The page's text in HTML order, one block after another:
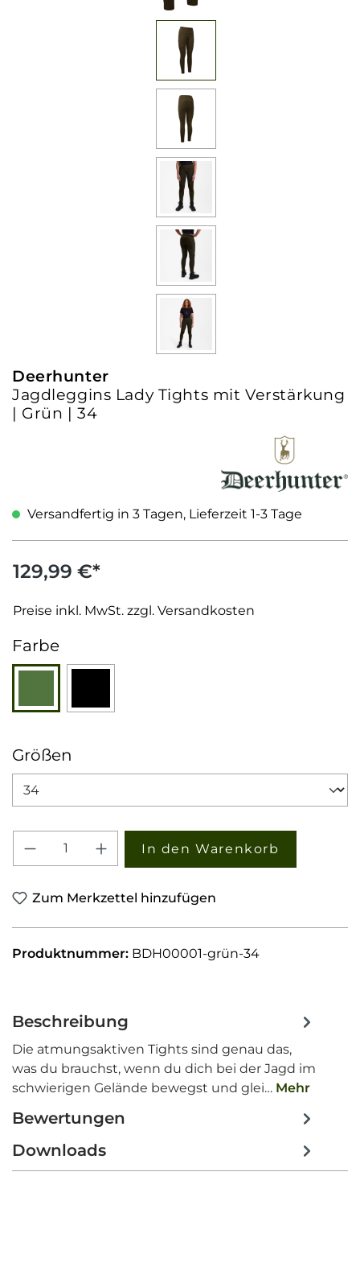
Deerhunter
Jagdleggins Lady Tights mit Verstärkung
| Grün | 34
129,99 €*
Preise inkl. MwSt. zzgl. Versandkosten
Versandfertig in 3 Tagen, Lieferzeit 1-3 Tage
Farbeauswählen
Größen
Produkt Anzahl: Gib den
In den Warenkorb
Zum Merkzettel hinzufügen
Produktnummer: BDH00001-grün-34
Beschreibung
Die atmungsaktiven Tights sind genau das,
was du brauchst, wenn du dich bei der Jagd im
schwierigen Gelände bewegst und glei… Mehr
Bewertungen
Downloads